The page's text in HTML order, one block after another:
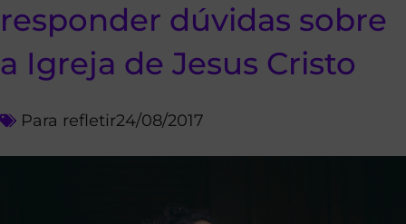
responder dúvidas sobre
a Igreja de Jesus Cristo
Para refletir24/08/2017